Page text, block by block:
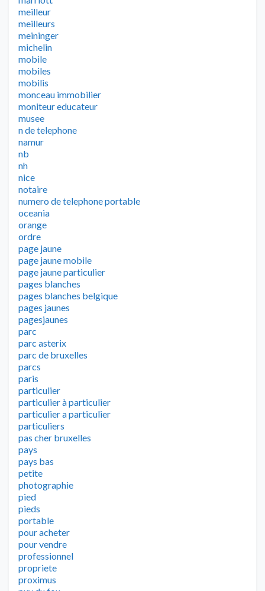
meilleur
meilleurs
meininger
michelin
mobile
mobiles
mobilis
monceau immobilier
moniteur educateur
musee
n de telephone
namur
nb
nh
nice
notaire
numero de telephone portable
oceania
orange
ordre
page jaune
page jaune mobile
page jaune particulier
pages blanches
pages blanches belgique
pages jaunes
pagesjaunes
parc
parc asterix
parc de bruxelles
parcs
paris
particulier
particulier à particulier
particulier a particulier
particuliers
pas cher bruxelles
pays
pays bas
petite
photographie
pied
pieds
portable
pour acheter
pour vendre
professionnel
propriete
proximus